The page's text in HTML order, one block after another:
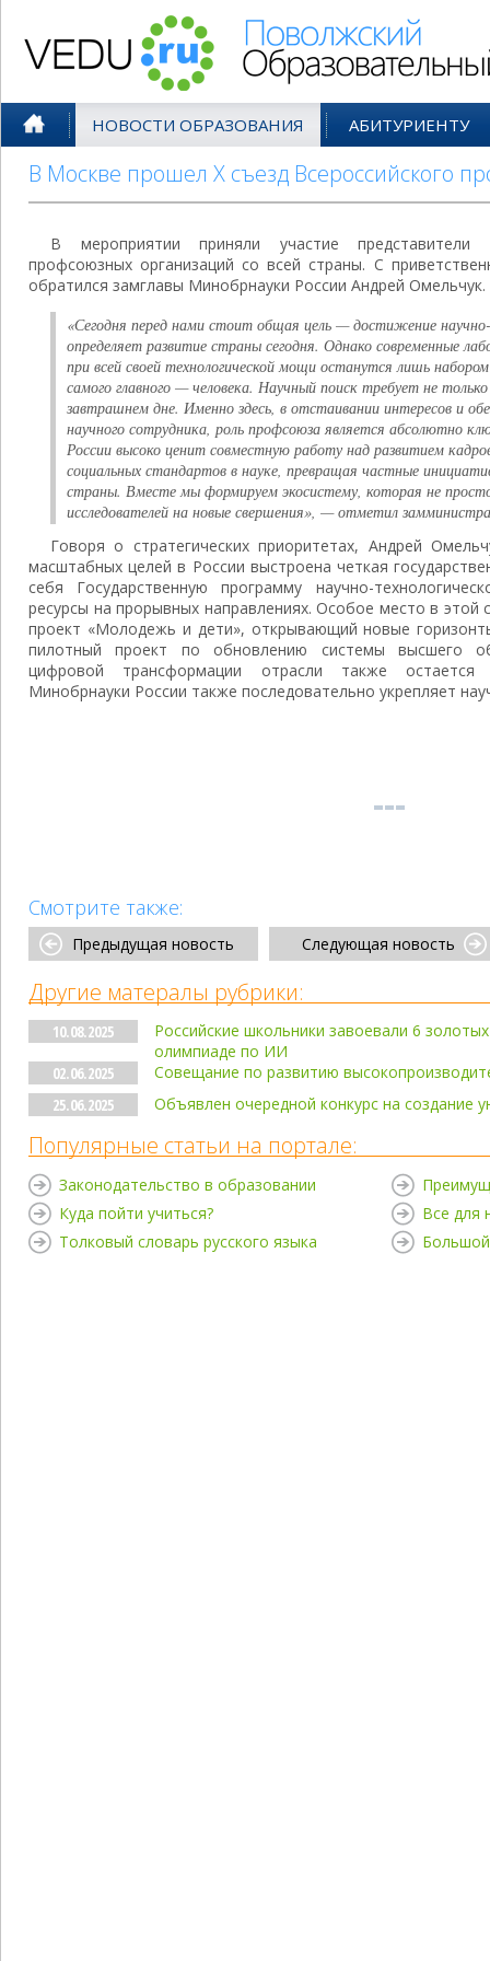
НОВОСТИ ОБРАЗОВАНИЯ АБИТУРИЕНТУ
В Москве прошел X съезд Всероссийского
В мероприятии приняли участие представители
профсоюзных организаций со всей страны. С
обратился замглавы Минобрнауки России Андрей Омельчук.
«Сегодня перед нами стоит общая цель — достижение научно-
определяет развитие страны сегодня. Однако современные
при всей своей технологической мощи останутся лишь
самого главного — человека. Научный поиск требует не
завтрашнем дне. Именно здесь, в отстаивании интересов и
научного сотрудника, роль профсоюза является абсолютно
России высоко ценит совместную работу над развитием
социальных стандартов в науке, превращая частные
страны. Вместе мы формируем экосистему, которая не
исследователей на новые свершения», — отметил
Говоря о стратегических приоритетах, Андрей
масштабных целей в России выстроена четкая
себя Государственную программу научно-
ресурсы на прорывных направлениях. Особое место в этой
проект «Молодежь и дети», открывающий новые
пилотный проект по обновлению системы высшего
цифровой трансформации отрасли также остается
Минобрнауки России также последовательно укрепляет
Смотрите также:
Предыдущая новость Следующая новость
Другие матералы рубрики:
10.08.2025
Российские школьники завоевали 6
олимпиаде по ИИ
02.06.2025
Совещание по развитию
25.06.2025
Объявлен очередной конкурс на создание
Популярные статьи на портале:
Законодательство в образовании
Куда пойти учиться?
Толковый словарь русского языка
Все для
Большой